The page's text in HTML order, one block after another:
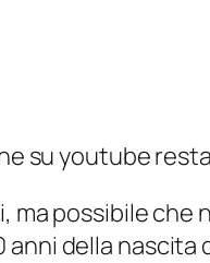
su youtube
possibile che
della nascita